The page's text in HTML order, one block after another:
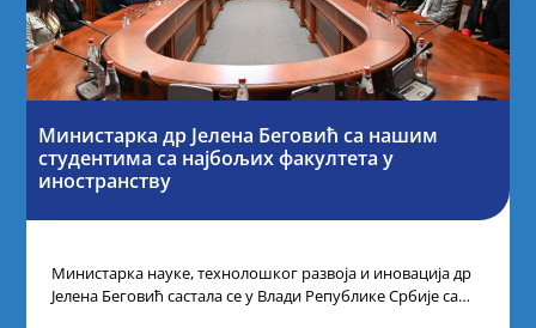
Министарка др Јелена Беговић са нашим
студентима са најбољих факултета у
иностранству
Министарка науке, технолошког развоја и иновација др
Јелена Беговић састала се у Влади Републике Србије са